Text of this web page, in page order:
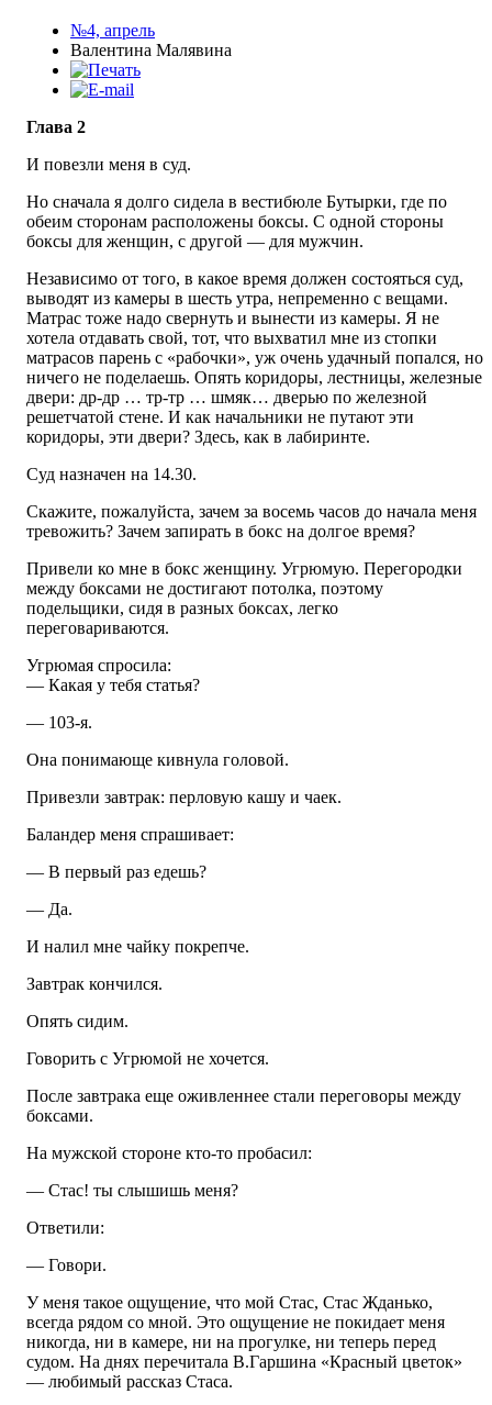
№4, апрель
Валентина Малявина
Глава 2
И повезли меня в суд.
Но сначала я долго сидела в вестибюле Бутырки, где по
обеим сторонам расположены боксы. С одной стороны
боксы для женщин, с другой — для мужчин.
Независимо от того, в какое время должен состояться суд,
выводят из камеры в шесть утра, непременно с вещами.
Матрас тоже надо свернуть и вынести из камеры. Я не
хотела отдавать свой, тот, что выхватил мне из стопки
матрасов парень с «рабочки», уж очень удачный попался, но
ничего не поделаешь. Опять коридоры, лестницы, железные
двери: др-др … тр-тр … шмяк… дверью по железной
решетчатой стене. И как начальники не путают эти
коридоры, эти двери? Здесь, как в лабиринте.
Суд назначен на 14.30.
Скажите, пожалуйста, зачем за восемь часов до начала меня
тревожить? Зачем запирать в бокс на долгое время?
Привели ко мне в бокс женщину. Угрюмую. Перегородки
между боксами не достигают потолка, поэтому
подельщики, сидя в разных боксах, легко
переговариваются.
Угрюмая спросила:
— Какая у тебя статья?
— 103-я.
Она понимающе кивнула головой.
Привезли завтрак: перловую кашу и чаек.
Баландер меня спрашивает:
— В первый раз едешь?
— Да.
И налил мне чайку покрепче.
Завтрак кончился.
Опять сидим.
Говорить с Угрюмой не хочется.
После завтрака еще оживленнее стали переговоры между
боксами.
На мужской стороне кто-то пробасил:
— Стас! ты слышишь меня?
Ответили:
— Говори.
У меня такое ощущение, что мой Стас, Стас Жданько,
всегда рядом со мной. Это ощущение не покидает меня
никогда, ни в камере, ни на прогулке, ни теперь перед
судом. На днях перечитала В.Гаршина «Красный цветок»
— любимый рассказ Стаса.